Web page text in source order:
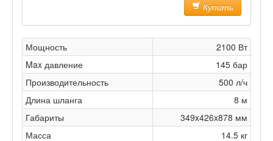
Купить
Мощность
2100 Вт
Max давление
145 бар
Производительность
500 л/ч
Длина шланга
8 м
Габариты
349x426x878 мм
Масса
14.5 кг